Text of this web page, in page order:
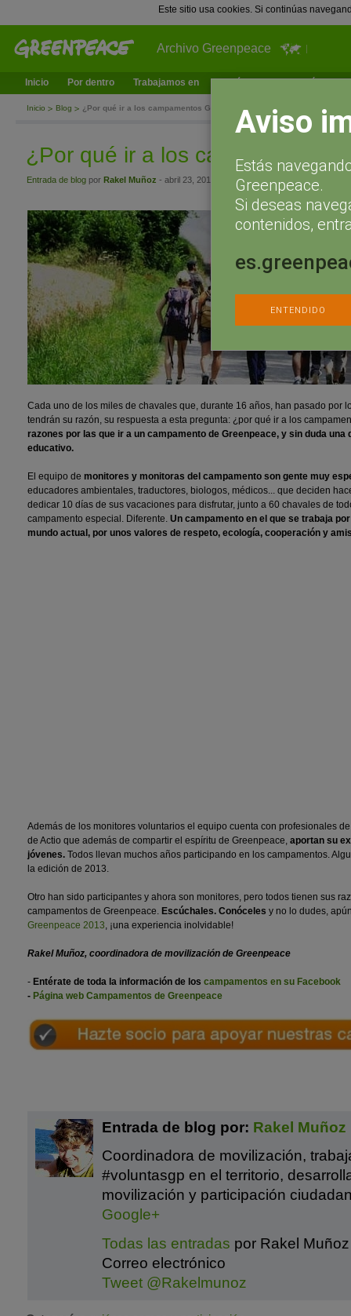
Este sitio usa cookies. Si continúas
Archivo Greenpeace
Inicio Por dentro Trabajamos en ¿Qué puedes hacer tú?
Inicio Blog ¿Por qué ir a los campamentos Greenpeace?
¿Por qué ir a los campamentos
Entrada de blog por Rakel Muñoz - abril 23, 2013 a las 17:15
Cada uno de los miles de chavales que, durante 16 años, han pasado por
tendrán su razón, su respuesta a esta pregunta: ¿por qué ir a los
razones por las que ir a un campamento de Greenpeace, y sin duda
educativo.
El equipo de monitores y monitoras del campamento son gente muy
educadores ambientales, traductores, biologos, médicos... que deciden
dedicar 10 días de sus vacaciones para disfrutar, junto a 60 chavales de
campamento especial. Diferente. Un campamento en el que se trabaja
mundo actual, por unos valores de respeto, ecología, cooperación y
Además de los monitores voluntarios el equipo cuenta con profesionales
de Actio que además de compartir el espíritu de Greenpeace, aportan su
jóvenes. Todos llevan muchos años participando en los campamentos.
la edición de 2013.
Otro han sido participantes y ahora son monitores, pero todos tienen sus
campamentos de Greenpeace. Escúchales. Conóceles y no lo dudes,
Greenpeace 2013, ¡una experiencia inolvidable!
Rakel Muñoz, coordinadora de movilización de Greenpeace
- Entérate de toda la información de los campamentos en su Facebook
- Página web Campamentos de Greenpeace
Entrada de blog por: Rakel Muñoz
Coordinadora de movilización,
#voluntasgp en el territorio,
movilización y participación
Google+
Todas las entradas por Rakel Muñoz
Correo electrónico
Tweet @Rakelmunoz
Aviso
Estás
Greenpeace.
Si deseas
contenidos,
ENTENDIDO